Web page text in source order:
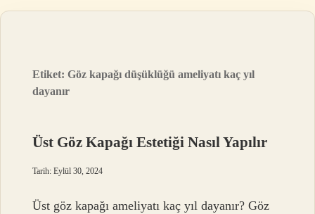
Etiket:Göz kapağı düşüklüğü ameliyatı kaç yıl
dayanır
Üst Göz Kapağı Estetiği Nasıl Yapılır
Tarih: Eylül 30, 2024
Üst göz kapağı ameliyatı kaç yıl dayanır? Göz